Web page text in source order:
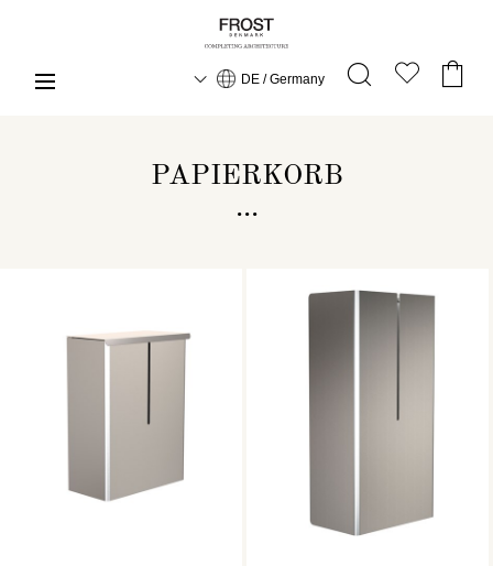
DE / Germany
PAPIERKORB